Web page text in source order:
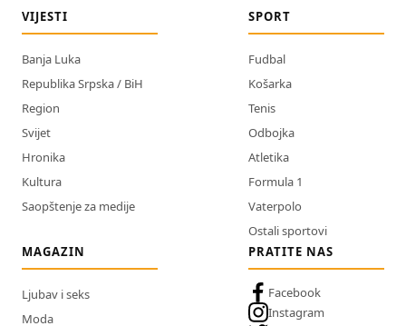
VIJESTI
Banja Luka
Republika Srpska / BiH
Region
Svijet
Hronika
Kultura
Saopštenje za medije
SPORT
Fudbal
Košarka
Tenis
Odbojka
Atletika
Formula 1
Vaterpolo
Ostali sportovi
MAGAZIN
Ljubav i seks
Moda
PRATITE NAS
Facebook
Instagram